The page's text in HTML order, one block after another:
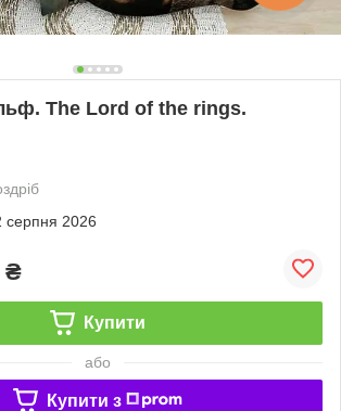
The Lord of the rings.
серпня 2026
₴
Купити
або
Купити з